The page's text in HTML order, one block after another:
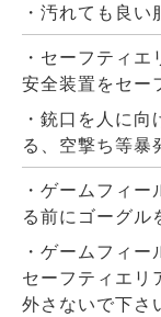
・汚れても良い
・セーフティエ
安全装置をセー
・銃口を人に
る、空撃ち等暴
・ゲームフィ
る前にゴーグル
・ゲームフィ
セーフティエリ
外さないで下さ